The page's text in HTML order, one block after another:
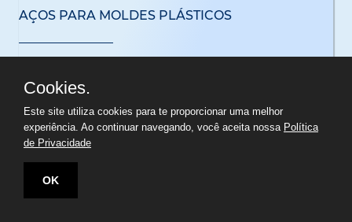
AÇOS PARA MOLDES PLÁSTICOS
Cookies.
Este site utiliza cookies para te proporcionar uma melhor
experiência. Ao continuar navegando, você aceita nossa Política
de Privacidade
OK